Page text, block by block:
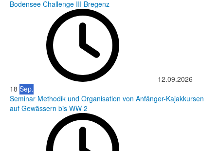
Bodensee Challenge III Bregenz
12.09.2026
18 Sep.
Seminar Methodik und Organisation von Anfänger-Kajakkursen
auf Gewässern bis WW 2